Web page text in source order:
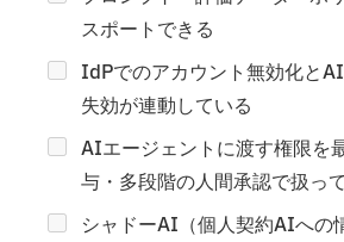
スポートできる
IdPでのアカウント無効化と
失効が連動している
AIエージェントに渡す権限を
与・多段階の人間承認で扱っ
シャドーAI（個人契約AIへの